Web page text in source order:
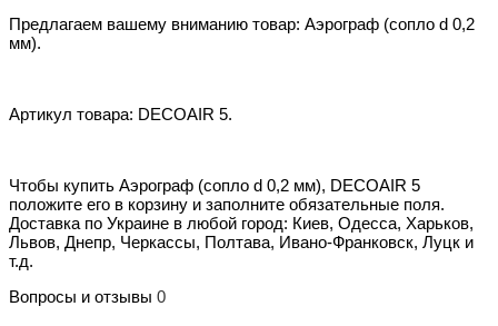
Предлагаем вашему вниманию товар: Аэрограф (сопло d 0,2
мм).
Артикул товара: DECOAIR 5.
Чтобы купить Аэрограф (сопло d 0,2 мм), DECOAIR 5
положите его в корзину и заполните обязательные поля.
Доставка по Украине в любой город: Киев, Одесса, Харьков,
Львов, Днепр, Черкассы, Полтава, Ивано-Франковск, Луцк и
т.д.
Вопросы и отзывы 0